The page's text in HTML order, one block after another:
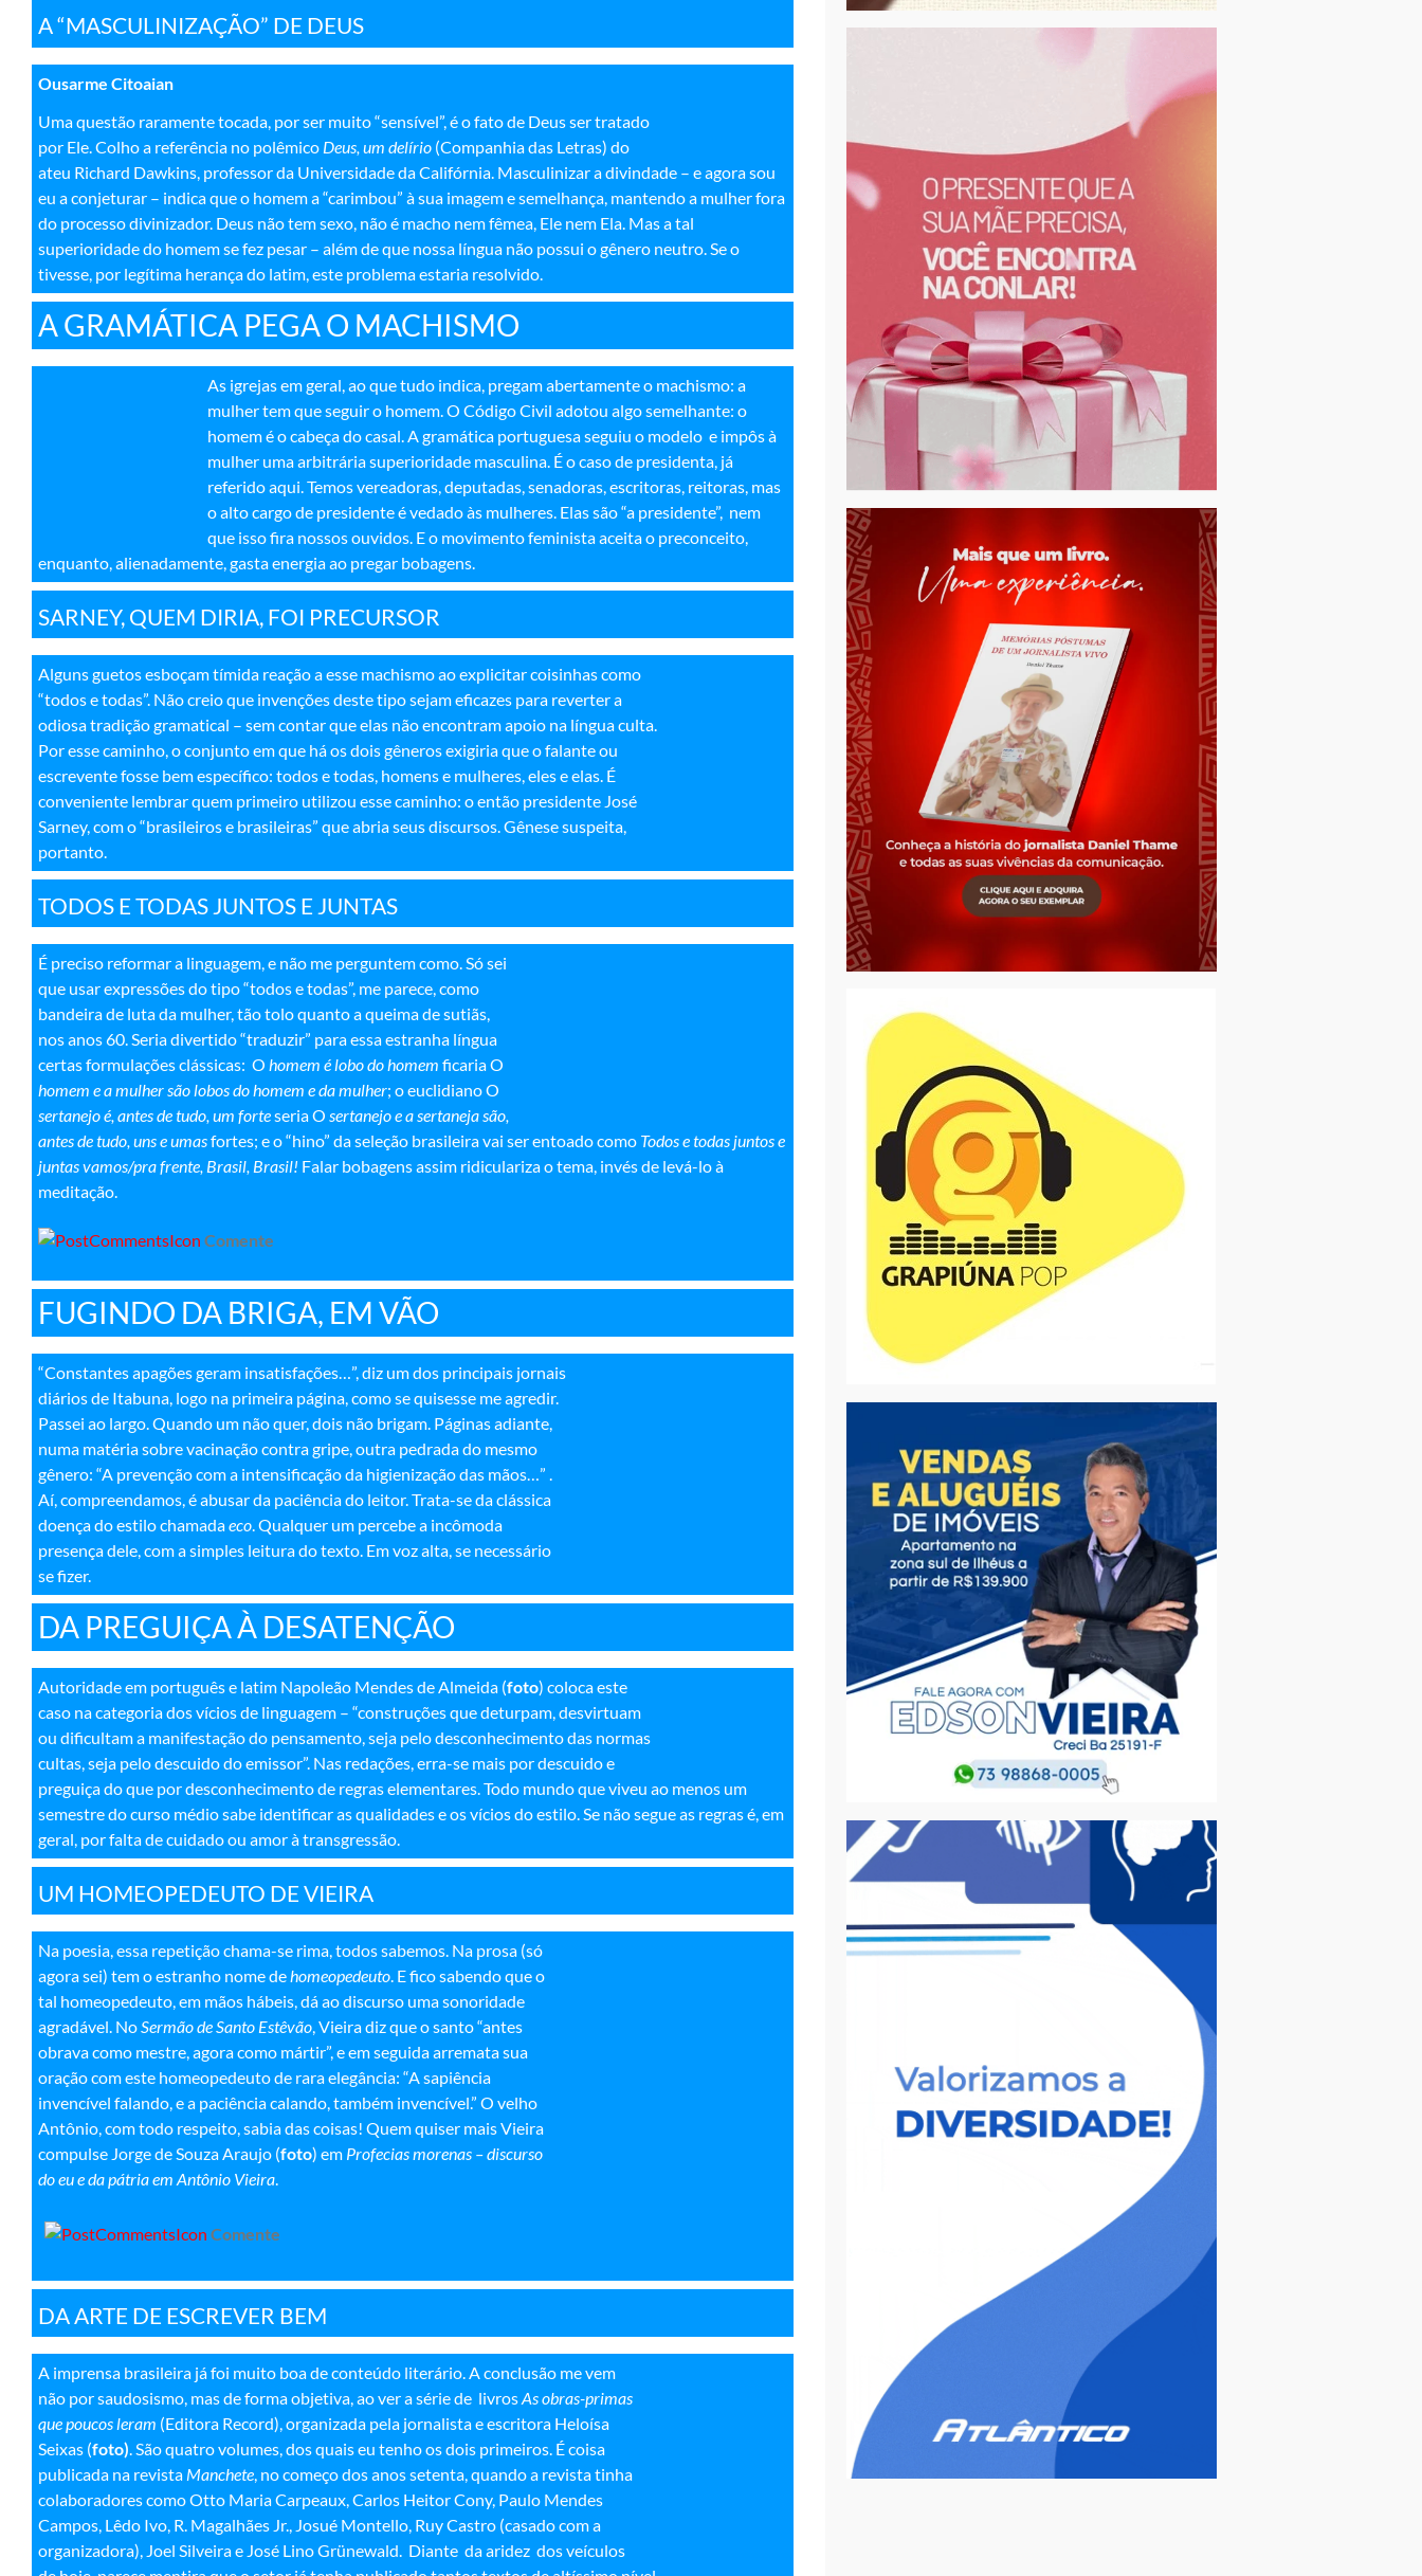
A “MASCULINIZAÇÃO” DE DEUS
Ousarme Citoaian
Uma questão raramente tocada, por ser muito “sensível”, é o fato de Deus ser tratado
por Ele. Colho a referência no polêmico Deus, um delírio (Companhia das Letras) do
ateu Richard Dawkins, professor da Universidade da Califórnia. Masculinizar a divindade – e agora sou
eu a conjeturar – indica que o homem a “carimbou” à sua imagem e semelhança, mantendo a mulher fora
do processo divinizador. Deus não tem sexo, não é macho nem fêmea, Ele nem Ela. Mas a tal
superioridade do homem se fez pesar – além de que nossa língua não possui o gênero neutro. Se o
tivesse, por legítima herança do latim, este problema estaria resolvido.
A GRAMÁTICA PEGA O MACHISMO
As igrejas em geral, ao que tudo indica, pregam abertamente o machismo: a
mulher tem que seguir o homem. O Código Civil adotou algo semelhante: o
homem é o cabeça do casal. A gramática portuguesa seguiu o modelo e impôs à
mulher uma arbitrária superioridade masculina. É o caso de presidenta, já
referido aqui. Temos vereadoras, deputadas, senadoras, escritoras, reitoras, mas
o alto cargo de presidente é vedado às mulheres. Elas são “a presidente”, nem
que isso fira nossos ouvidos. E o movimento feminista aceita o preconceito,
enquanto, alienadamente, gasta energia ao pregar bobagens.
SARNEY, QUEM DIRIA, FOI PRECURSOR
Alguns guetos esboçam tímida reação a esse machismo ao explicitar coisinhas como
“todos e todas”. Não creio que invenções deste tipo sejam eficazes para reverter a
odiosa tradição gramatical – sem contar que elas não encontram apoio na língua culta.
Por esse caminho, o conjunto em que há os dois gêneros exigiria que o falante ou
escrevente fosse bem específico: todos e todas, homens e mulheres, eles e elas. É
conveniente lembrar quem primeiro utilizou esse caminho: o então presidente José
Sarney, com o “brasileiros e brasileiras” que abria seus discursos. Gênese suspeita,
portanto.
TODOS E TODAS JUNTOS E JUNTAS
É preciso reformar a linguagem, e não me perguntem como. Só sei
que usar expressões do tipo “todos e todas”, me parece, como
bandeira de luta da mulher, tão tolo quanto a queima de sutiãs,
nos anos 60. Seria divertido “traduzir” para essa estranha língua
certas formulações clássicas: O homem é lobo do homem ficaria O
homem e a mulher são lobos do homem e da mulher; o euclidiano O
sertanejo é, antes de tudo, um forteseria O sertanejo e a sertaneja são,
antes de tudo, uns e umasfortes; e o “hino” da seleção brasileira vai ser entoado como Todos e todas juntos e
juntas vamos/pra frente, Brasil, Brasil! Falar bobagens assim ridiculariza o tema, invés de levá-lo à
meditação.
Comente
FUGINDO DA BRIGA, EM VÃO
“Constantes apagões geram insatisfações…”, diz um dos principais jornais
diários de Itabuna, logo na primeira página, como se quisesse me agredir.
Passei ao largo. Quando um não quer, dois não brigam. Páginas adiante,
numa matéria sobre vacinação contra gripe, outra pedrada do mesmo
gênero: “A prevenção com a intensificação da higienização das mãos…” .
Aí, compreendamos, é abusar da paciência do leitor. Trata-se da clássica
doença do estilo chamadaeco. Qualquer um percebe a incômoda
presença dele, com a simples leitura do texto. Em voz alta, se necessário
se fizer.
DA PREGUIÇA À DESATENÇÃO
Autoridade em português e latim Napoleão Mendes de Almeida (foto) coloca este
caso na categoria dos vícios de linguagem – “construções que deturpam, desvirtuam
ou dificultam a manifestação do pensamento, seja pelo desconhecimento das normas
cultas, seja pelo descuido do emissor”. Nas redações, erra-se mais por descuido e
preguiça do que por desconhecimento de regras elementares. Todo mundo que viveu ao menos um
semestre do curso médio sabe identificar as qualidades e os vícios do estilo. Se não segue as regras é, em
geral, por falta de cuidado ou amor à transgressão.
UM HOMEOPEDEUTO DE VIEIRA
Na poesia, essa repetição chama-se rima, todos sabemos. Na prosa (só
agora sei) tem o estranho nome dehomeopedeuto. E fico sabendo que o
tal homeopedeuto, em mãos hábeis, dá ao discurso uma sonoridade
agradável. NoSermão de Santo Estêvão, Vieira diz que o santo “antes
obrava como mestre, agora como mártir”, e em seguida arremata sua
oração com este homeopedeuto de rara elegância: “A sapiência
invencível falando, e a paciência calando, também invencível.” O velho
Antônio, com todo respeito, sabia das coisas! Quem quiser mais Vieira
compulse Jorge de Souza Araujo (foto) em Profecias morenas – discurso
do eu e da pátria em Antônio Vieira.
Comente
DA ARTE DE ESCREVER BEM
A imprensa brasileira já foi muito boa de conteúdo literário. A conclusão me vem
não por saudosismo, mas de forma objetiva, ao ver a série de livrosAs obras-primas
que poucos leram (Editora Record), organizada pela jornalista e escritora Heloísa
Seixas (foto). São quatro volumes, dos quais eu tenho os dois primeiros. É coisa
publicada na revista Manchete, no começo dos anos setenta, quando a revista tinha
colaboradores como Otto Maria Carpeaux, Carlos Heitor Cony, Paulo Mendes
Campos, Lêdo Ivo, R. Magalhães Jr., Josué Montello, Ruy Castro (casado com a
organizadora), Joel Silveira e José Lino Grünewald. Diante da aridez dos veículos